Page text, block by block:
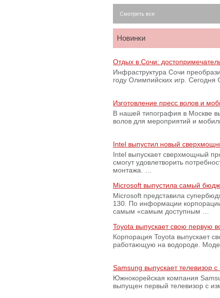
Смотреть все
Новинки
Отдых в Сочи:
Инфраструктура Сочи
году Олимпийских игр.
Изготовление пресс волов и
В нашей типография в Москве
волов для мероприятий и
Intel выпустил новый
Intel выпускает сверхмощный
смогут удовлетворить
монтажа. …
Microsoft выпустила самый
Microsoft представила
130. По информации
самым «самым доступным …
Toyota выпускает свою первую
Корпорация Toyota выпускает
работающую на водороде.
Samsung выпускает телевизор
Южнокорейская компания
выпущен первый телевизор с